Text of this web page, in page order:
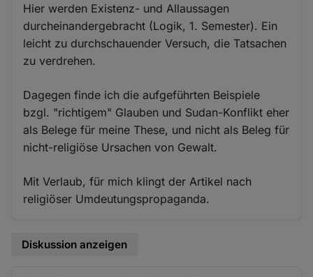
Hier werden Existenz- und Allaussagen
durcheinandergebracht (Logik, 1. Semester). Ein
leicht zu durchschauender Versuch, die Tatsachen
zu verdrehen.
Dagegen finde ich die aufgeführten Beispiele
bzgl. "richtigem" Glauben und Sudan-Konflikt eher
als Belege für meine These, und nicht als Beleg für
nicht-religiöse Ursachen von Gewalt.
Mit Verlaub, für mich klingt der Artikel nach
religiöser Umdeutungspropaganda.
Diskussion anzeigen